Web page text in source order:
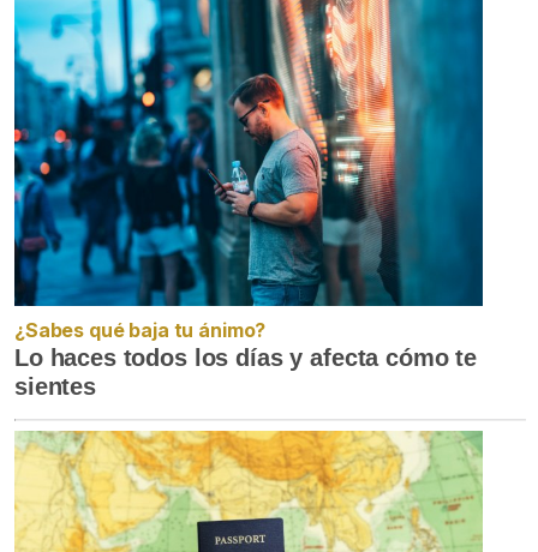
¿Sabes qué baja tu ánimo?
Lo haces todos los días y afecta cómo te
sientes